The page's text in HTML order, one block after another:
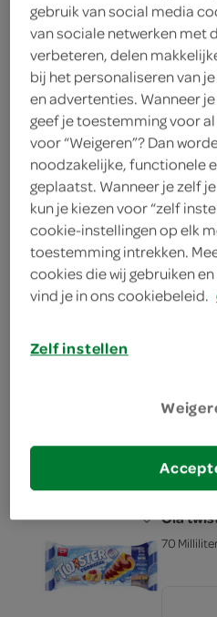
Ola
603
5.99
Ola
660
4.39
2.
Ola
70
gebruik van social media
van sociale netwerken met
verbeteren, delen
bij het personaliseren van
en advertenties. Wanneer
geef je toestemming voor
voor “Weigeren”? Dan
noodzakelijke, functionele
geplaatst. Wanneer je zelf
kun je kiezen voor “zelf
cookie-instellingen op elk
toestemming intrekken.
cookies die wij gebruiken
vind je in ons cookiebeleid.
Zelf instellen